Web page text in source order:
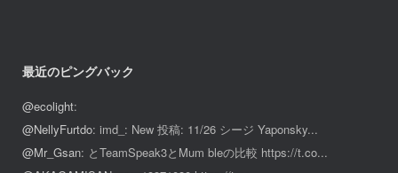
最近のピングバック
@ecolight:
@NellyFurtdo: imd_: New 投稿: 11/26 シージ Yaponsky...
@Mr_Gsan: とTeamSpeak3とMum bleの比較 https://t.co...